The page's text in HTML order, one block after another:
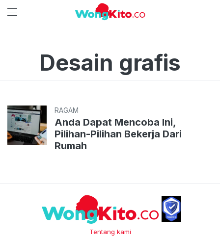
Desain grafis
RAGAM
Anda Dapat Mencoba Ini,
Pilihan-Pilihan Bekerja Dari
Rumah
Tentang kami